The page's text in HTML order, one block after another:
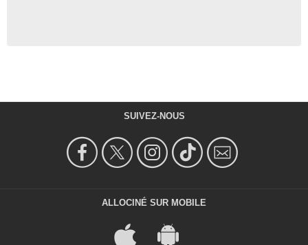
SUIVEZ-NOUS
ALLOCINÉ SUR MOBILE